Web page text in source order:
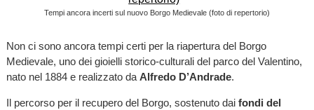
Tempi ancora incerti sul nuovo Borgo Medievale (foto di repertorio)
Non ci sono ancora tempi certi per la riapertura del Borgo
Medievale, uno dei gioielli storico-culturali del parco del Valentino,
nato nel 1884 e realizzato da Alfredo D’Andrade.
Il percorso per il recupero del Borgo, sostenuto dai fondi del